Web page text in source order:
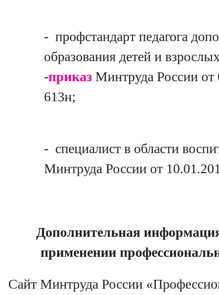
- профстандарт педагога
образования детей и
-приказ Минтруда России от
613н;
- специалист в области
Минтруда России от
Дополнительная
применении
Сайт Минтруда России